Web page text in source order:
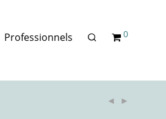
Professionnels 0